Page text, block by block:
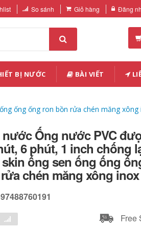
So sánh Giỏ hàng Đăng
BỊ NƯỚC BÀI VIẾT
ống ống ron bồn rửa chén măng xông
Ống nước PVC
6 phút, 1 inch chống
ống sen ống ống
chén măng xông inox
Free